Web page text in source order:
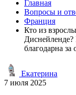
Главная
Вопросы и
Франция
Кто из
Диснейленде?
благодарна за
Екатерина
7 июля 2025